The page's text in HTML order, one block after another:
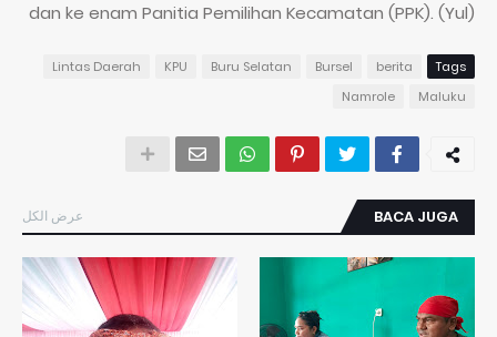
dan ke enam Panitia Pemilihan Kecamatan (PPK). (Yul)
Tags
berita
Bursel
Buru Selatan
KPU
Lintas Daerah
Maluku
Namrole
BACA JUGA عرض الكل